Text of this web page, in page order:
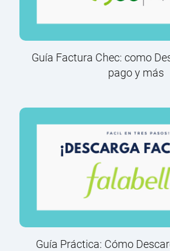
Guía Factura Chec: como
pago y más
Guía Práctica: Cómo